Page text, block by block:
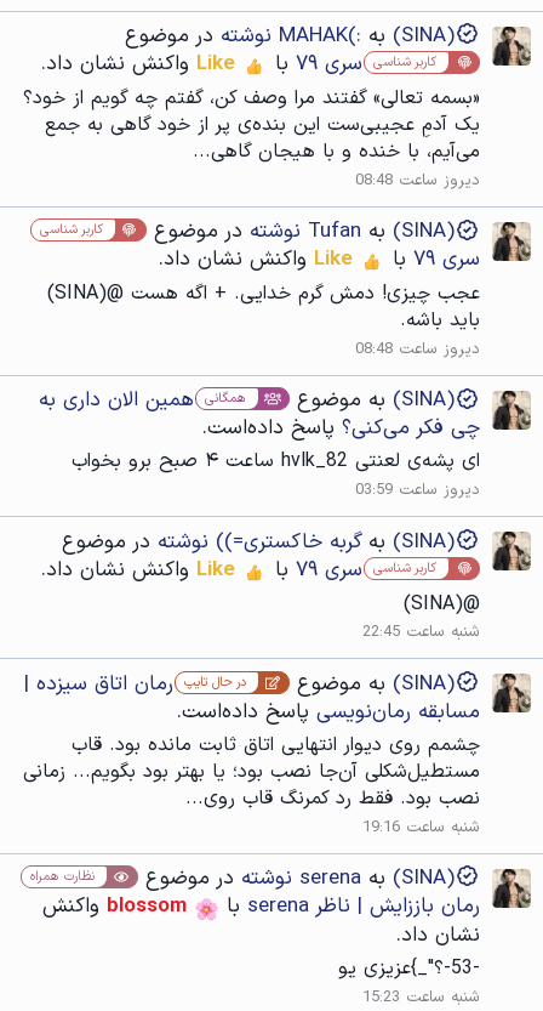
(SINA) به :)MAHAK نوشته در موضوع
کاربر شناسی سری ۷۹ با Like واکنش نشان داد.
«بسمه تعالی» گفتند مرا وصف کن، گفتم چه گویم از خود؟
یک آدمِ عجیبی‌ست این بنده‌ی پر از خود گاهی به جمع
می‌آیم، با خنده و با هیجان گاهی...
دیروز ساعت 08:48
(SINA) به Tufan نوشته در موضوع کاربر شناسی
سری ۷۹ با Like واکنش نشان داد.
عجب چیزی! دمش گرم خدایی. + اگه هست @(SINA)
باید باشه.
دیروز ساعت 08:48
(SINA) به موضوع همگانی همین الان داری به
چی فکر می‌کنی؟ پاسخ داده‌است.
ای پشه‌ی لعنتی hvlk_82 ساعت ۴ صبح برو بخواب
دیروز ساعت 03:59
(SINA) بهگربه خاکستری=)) نوشته در موضوع
کاربر شناسی سری ۷۹ با Like واکنش نشان داد.
@(SINA)
شنبه ساعت 22:45
(SINA) به موضوع در حال تایپ رمان اتاق سیزده |
مسابقه رمان‌نویسی پاسخ داده‌است.
چشمم روی دیوار انتهایی اتاق ثابت مانده بود. قاب
مستطیل‌شکلی آن‌جا نصب بود؛ یا بهتر بود بگویم... زمانی
نصب بود. فقط رد کمرنگ قاب روی...
شنبه ساعت 19:16
(SINA) بهserena نوشته در موضوع نظارت همراه
رمان باززایش | ناظر serena با blossom واکنش
نشان داد.
-53-؟"_}عزیزی یو
شنبه ساعت 15:23